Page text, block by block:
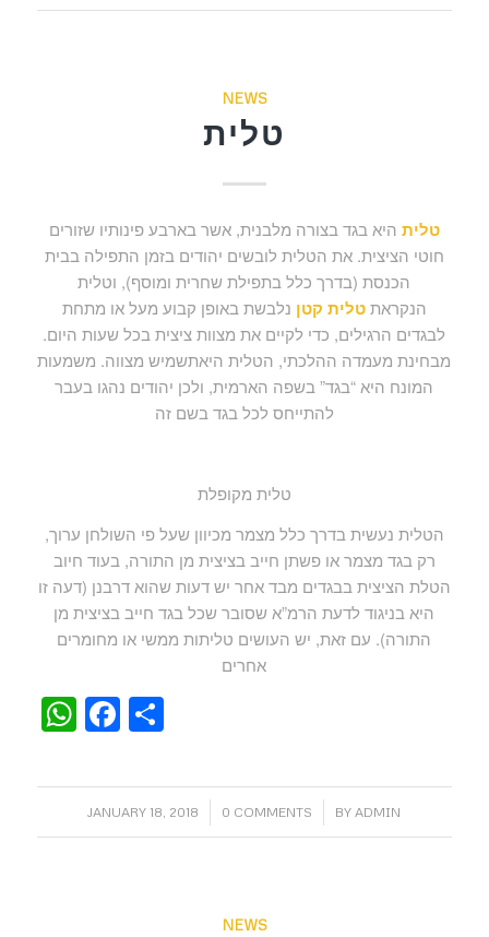
NEWS
טלית
טלית היא בגד בצורה מלבנית, אשר בארבע פינותיו שזורים
חוטי הציצית. את הטלית לובשים יהודים בזמן התפילה בבית
הכנסת (בדרך כלל בתפילת שחרית ומוסף), וטלית
הנקראתטלית קטן נלבשת באופן קבוע מעל או מתחת
לבגדים הרגילים, כדי לקיים את מצוות ציצית בכל שעות היום.
מבחינת מעמדה ההלכתי, הטלית היאתשמיש מצווה. משמעות
המונח היא “בגד” בשפה הארמית, ולכן יהודים נהגו בעבר
להתייחס לכל בגד בשם זה
טלית מקופלת
הטלית נעשית בדרך כלל מצמר מכיוון שעל פי השולחן ערוך,
רק בגד מצמר או פשתן חייב בציצית מן התורה, בעוד חיוב
הטלת הציצית בבגדים מבד אחר יש דעות שהוא דרבנן (דעה זו
היא בניגוד לדעת הרמ”א שסובר שכל בגד חייב בציצית מן
התורה). עם זאת, יש העושים טליתות ממשי או מחומרים
אחרים
WhatsApp
Facebook
Share
JANUARY 18, 2018
/ 0 COMMENTS
/ BY ADMIN
NEWS